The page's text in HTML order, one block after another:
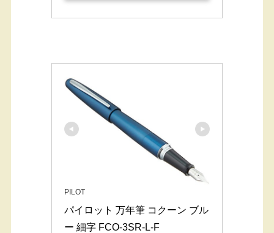
PILOT
パイロット 万年筆 コクーン ブル
ー 細字 FCO-3SR-L-F